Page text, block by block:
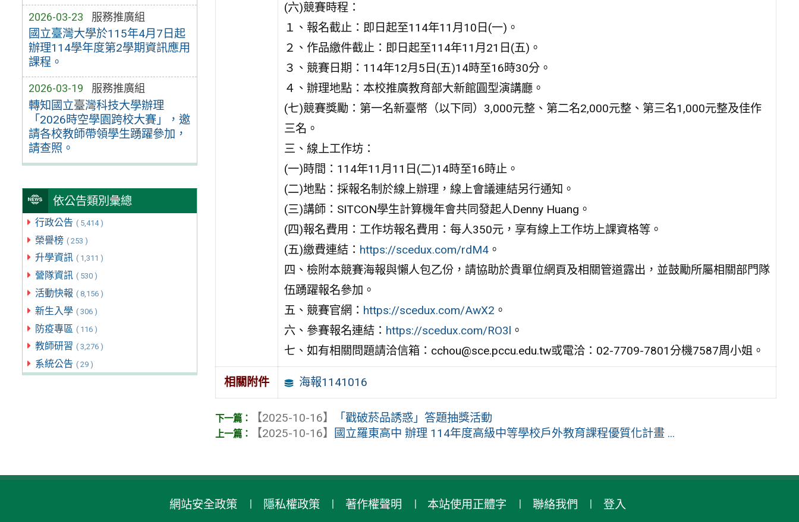
2026-03-23 服務推廣組
國立臺灣大學於115年4月7日起
辦理114學年度第2學期資訊應用
課程。
2026-03-19 服務推廣組
轉知國立臺灣科技大學辦理
「2026時空學園跨校大賽」，邀
請各校教師帶領學生踴躍參加，
請查照。
依公告類別彙總
行政公告 ( 5,414 )
榮譽榜 ( 253 )
升學資訊 ( 1,311 )
營隊資訊 ( 530 )
活動快報 ( 8,156 )
新生入學 ( 306 )
防疫專區 ( 116 )
教師研習 ( 3,276 )
系統公告 ( 29 )
(六)競賽時程：
１、報名截止：即日起至114年11月10日(一)。
２、作品繳件截止：即日起至114年11月21日(五)。
３、競賽日期：114年12月5日(五)14時至16時30分。
４、辦理地點：本校推廣教育部大新館圓型演講廳。
(七)競賽獎勵：第一名新臺幣（以下同）3,000元整、第二名2,000元整、第三名1,000元整及佳作
三名。
三、線上工作坊：
(一)時間：114年11月11日(二)14時至16時止。
(二)地點：採報名制於線上辦理，線上會議連結另行通知。
(三)講師：SITCON學生計算機年會共同發起人Denny Huang。
(四)報名費用：工作坊報名費用：每人350元，享有線上工作坊上課資格等。
(五)繳費連結： https://scedux.com/rdM4。
四、檢附本競賽海報與懶人包乙份，請協助於貴單位網頁及相關管道露出，並鼓勵所屬相關部門隊
伍踴躍報名參加。
五、競賽官網： https://scedux.com/AwX2 。
六、參賽報名連結： https://scedux.com/RO3l 。
七、如有相關問題請洽信箱：cchou@sce.pccu.edu.tw或電洽：02-7709-7801分機7587周小姐。
相關附件 海報1141016
【2025-10-16】
「戳破菸品誘惑」答題抽獎活動
【2025-10-16】
國立羅東高中 辦理 114年度高級中等學校戶外教育課程優質化計畫 ...
網站安全政策 隱私權政策 著作權聲明 本站使用正體字 聯絡我們 登入